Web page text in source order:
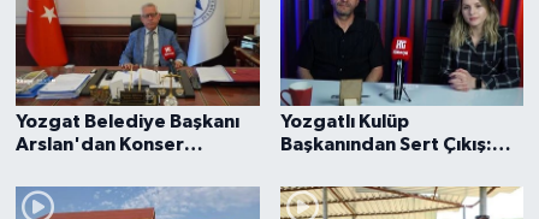
Yozgat Belediye Başkanı
Arslan'dan Konser
Değer"
Yozgatlı Kulüp
Başkanından Sert Çıkış:
Memleket Meselesi”